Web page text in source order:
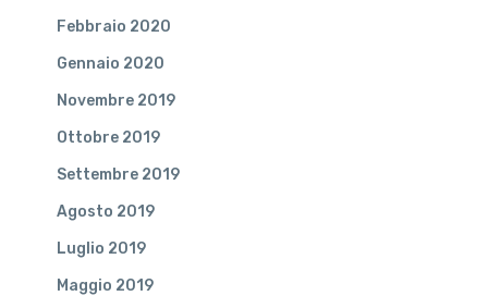
Febbraio 2020
Gennaio 2020
Novembre 2019
Ottobre 2019
Settembre 2019
Agosto 2019
Luglio 2019
Maggio 2019